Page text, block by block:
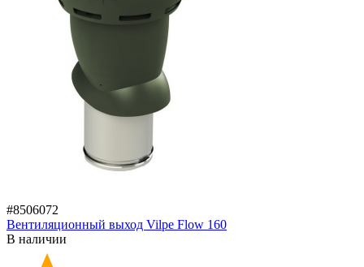
#8506072
Вентиляционный выход Vilpe Flow 160
В наличии